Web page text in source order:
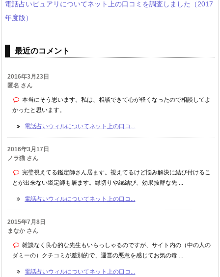
電話占いピュアリについてネット上の口コミを調査しました（2017
年度版）
最近のコメント
2016年3月23日
匿名 さん
本当にそう思います。私は、相談できて心が軽くなったので相談してよ
かったと思います。
電話占いウィルについてネット上の口コ...
2016年3月17日
ノラ猫 さん
完璧視えてる鑑定師さん居ます。視えてるけど悩み解決に結び付けるこ
とが出来ない鑑定師も居ます。縁切りや縁結び、効果抜群な先 ...
電話占いウィルについてネット上の口コ...
2015年7月8日
まなか さん
雑談なく良心的な先生もいらっしゃるのですが、サイト内の（中の人の
ダミーの）クチコミが差別的で、運営の悪意を感じてお気の毒 ...
電話占いウィルについてネット上の口コ...